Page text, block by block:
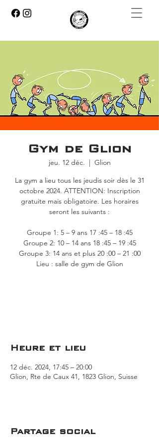
Gym de Glion
jeu. 12 déc.
  |
Glion
La gym a lieu tous les jeudis soir dès le 31
octobre 2024. ATTENTION: Inscription
gratuite mais obligatoire. Les horaires
seront les suivants :
Groupe 1: 5 – 9 ans 17 :45 – 18 :45
Groupe 2: 10 – 14 ans 18 :45 – 19 :45
Groupe 3: 14 ans et plus 20 :00 – 21 :00
Heure et lieu
12 déc. 2024, 17:45 – 20:00
Glion, Rte de Caux 41, 1823 Glion, Suisse
Partage social